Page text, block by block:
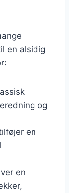
en alsidig
og
en
en